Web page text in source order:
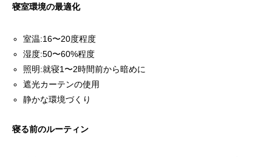
寝室環境の最適化
室温:16〜20度程度
湿度:50〜60%程度
照明:就寝1〜2時間前から暗めに
遮光カーテンの使用
静かな環境づくり
寝る前のルーティン